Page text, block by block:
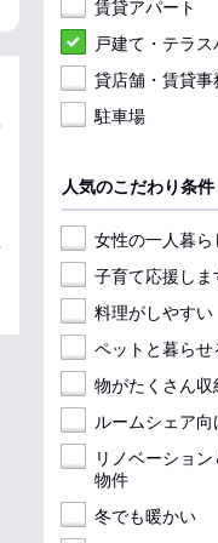
賃貸アパート
戸建て・テラス
貸店舗・賃貸事
駐車場
人気のこだわり条件
女性の一人暮ら
子育て応援しま
料理がしやすい
ペットと暮らせ
物がたくさん収
ルームシェア向
リノベーショ
物件
冬でも暖かい